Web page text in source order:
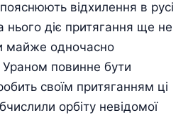
відхилення в русі
нього діє притягання ще не
майже одночасно
повинне бути
своїм притяганням ці
орбіту невідомої